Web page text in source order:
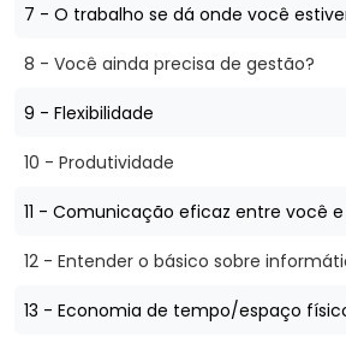
7 - O trabalho se dá onde você
8 - Você ainda precisa de gestão?
9 - Flexibilidade
10 - Produtividade
11 - Comunicação eficaz entre você
12 - Entender o básico sobre
13 - Economia de tempo/espaço